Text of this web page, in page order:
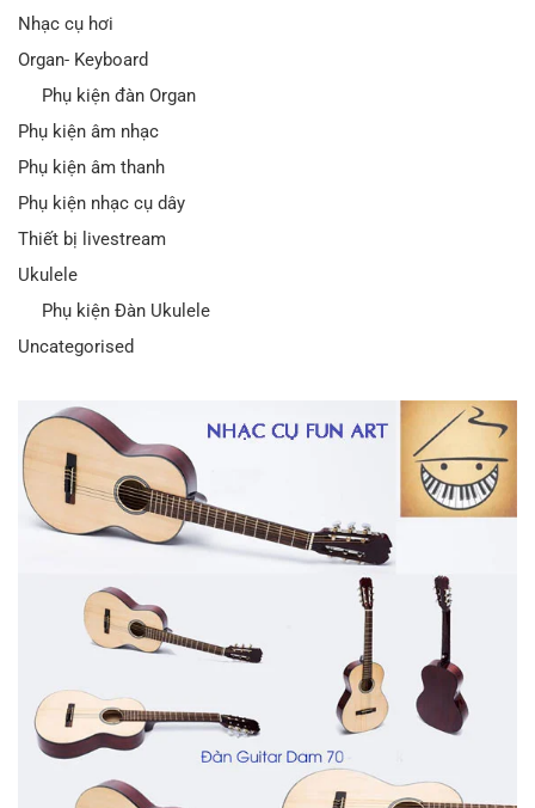
Nhạc cụ hơi
Organ- Keyboard
Phụ kiện đàn Organ
Phụ kiện âm nhạc
Phụ kiện âm thanh
Phụ kiện nhạc cụ dây
Thiết bị livestream
Ukulele
Phụ kiện Đàn Ukulele
Uncategorised